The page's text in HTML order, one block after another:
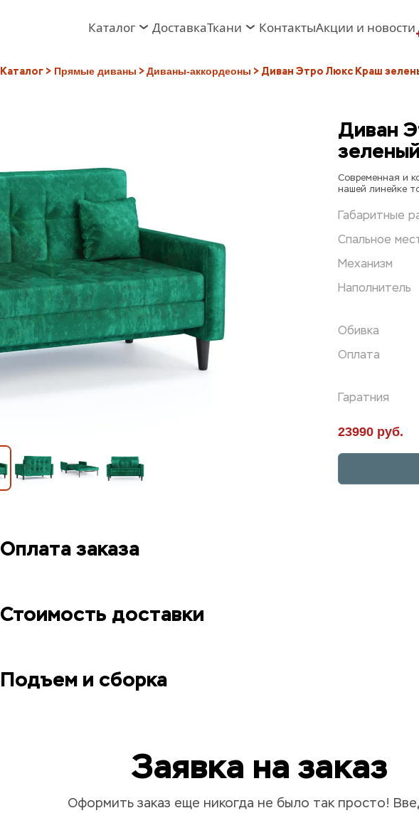
Каталог ДоставкаТкани КонтактыАкции и новости
Каталог > Прямые диваны > Диваны-аккордеоны > Диван Этро Люкс Краш
Диван
Современная и
нашей линейке
Габаритные
Спальное
Механизм
Наполнитель
Обивка
Оплата
Гаратния
23990 руб.
Оплата заказа
Стоимость доставки
Подъем и сборка
Заявка на заказ
Оформить заказ еще никогда не было так просто!